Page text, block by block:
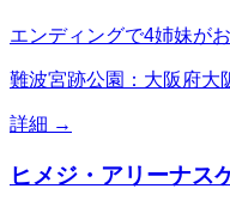
エンディングで4姉妹が
難波宮跡公園：大阪府大
詳細 →
ヒメジ・アリーナス